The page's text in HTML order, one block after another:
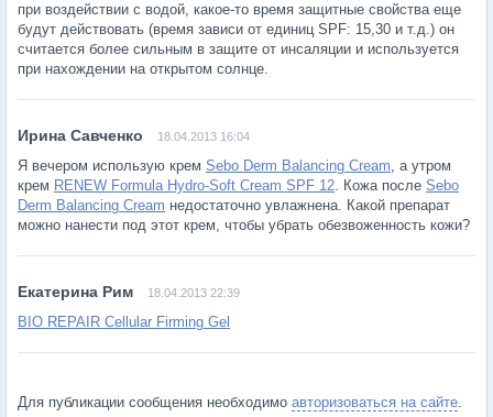
при воздействии с водой, какое-то время защитные свойства еще
будут действовать (время зависи от единиц SPF: 15,30 и т.д.) он
считается более сильным в защите от инсаляции и используется
при нахождении на открытом солнце.
18.04.2013 16:04
Я вечером использую крем Sebo Derm Balancing Cream, а утром
крем RENEW Formula Hydro-Soft Cream SPF 12. Кожа после Sebo
Derm Balancing Cream недостаточно увлажнена. Какой препарат
можно нанести под этот крем, чтобы убрать обезвоженность кожи?
18.04.2013 22:39
BIO REPAIR Cellular Firming Gel
Для публикации сообщения необходимо авторизоваться на сайте.